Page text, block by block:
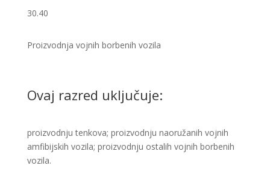
30.40
Proizvodnja vojnih borbenih vozila
Ovaj razred uključuje:
​proizvodnju tenkova; proizvodnju naoružanih vojnih
amfibijskih vozila; proizvodnju ostalih vojnih borbenih
vozila.​